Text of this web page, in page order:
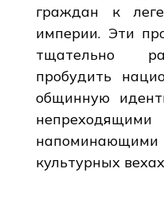
граждан к
империи. Эти
тщательно
пробудить
общинную
напоминающими
культурных